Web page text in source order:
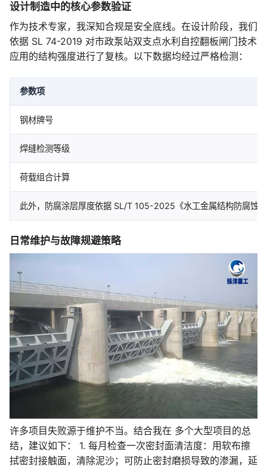
设计制造中的核心参数验证
作为技术专家，我深知合规是安全底线。在设计阶段，我们
依据 SL 74-2019 对市政泵站双支点水利自控翻板闸门技术
应用的结构强度进行了复核。以下数据均经过严格检测：
参数项
钢材牌号
焊缝检测等级
荷载组合计算
此外，防腐涂层厚度依据 SL/T 105-2025《水工金属结构防腐蚀
日常维护与故障规避策略
许多项目失败源于维护不当。结合我在 多个大型项目的总
结，建议如下： 1. 每月检查一次密封面清洁度：用软布擦
拭密封接触面，清除泥沙；可防止密封磨损导致的渗漏，延